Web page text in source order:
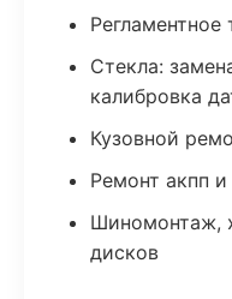
Стекла:
калибровка
Кузовной
Ремонт акпп
Шиномонтаж,
дисков